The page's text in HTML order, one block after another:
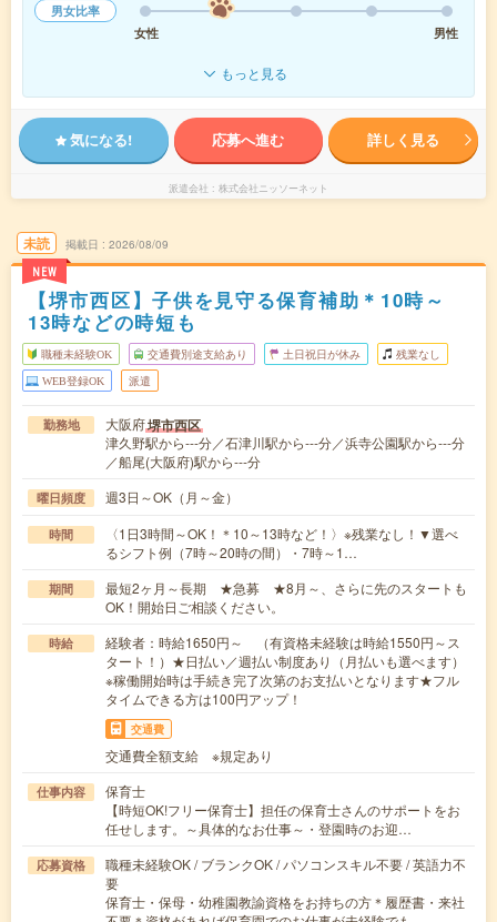
男女比率
女性
男性
もっと見る
気になる! 応募へ進む 詳しく見る
派遣会社 株式会社ニッソーネット
未読
NEW
掲載日 2026/08/09
【堺市西区】子供を見守る保育補助＊10時～
13時などの時短も
職種未経験OK 交通費別途支給あり 土日祝日が休み 残業なし
WEB登録OK 派遣
勤務地 大阪府堺市西区
津久野駅から---分／石津川駅から---分／浜寺公園駅から---分
／船尾(大阪府)駅から---分
曜日頻度 週3日～OK（月～金）
時間
〈1日3時間～OK！＊10～13時など！〉※残業なし！▼選べ
るシフト例（7時～20時の間）・7時～1…
期間
最短2ヶ月～長期 ★急募 ★8月～、さらに先のスタートも
OK！開始日ご相談ください。
時給
経験者：時給1650円～ （有資格未経験は時給1550円～ス
タート！）★日払い／週払い制度あり（月払いも選べます）
※稼働開始時は手続き完了次第のお支払いとなります★フル
タイムできる方は100円アップ！
交通費
交通費全額支給 ※規定あり
仕事内容
保育士
【時短OK!フリー保育士】担任の保育士さんのサポートをお
任せします。～具体的なお仕事～・登園時のお迎…
応募資格
職種未経験OK / ブランクOK / パソコンスキル不要 / 英語力不
要
保育士・保母・幼稚園教諭資格をお持ちの方＊履歴書・来社